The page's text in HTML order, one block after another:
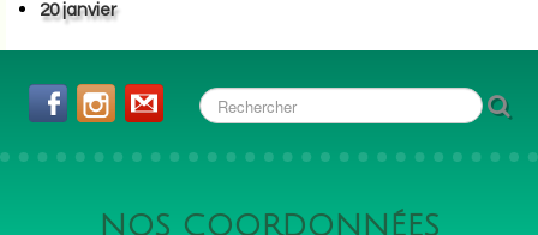
20 janvier
NOS COORDONNÉES